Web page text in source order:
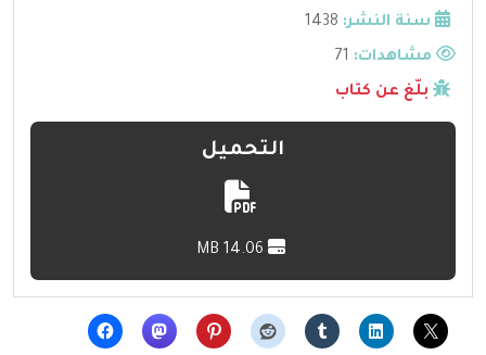
سنة النشر: 1438
مشاهدات:
بلّغ عن كتاب
التحميل